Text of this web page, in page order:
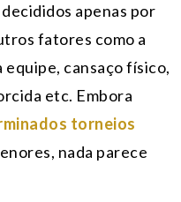
apenas por
fatores como a
cansaço físico,
etc. Embora
torneios
nada parece